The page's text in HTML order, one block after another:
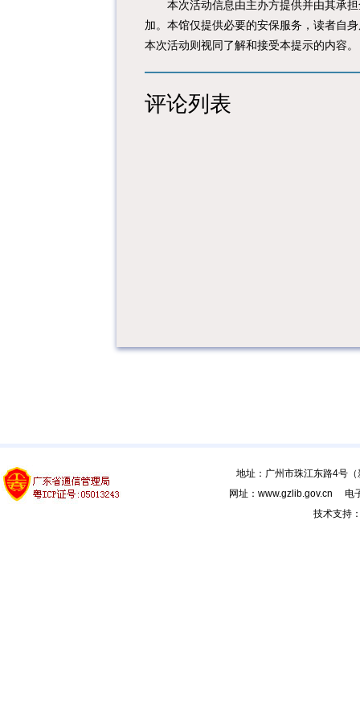
本次活动信息由主办方提供并由其承担
加。本馆仅提供必要的安保服务，读者自
本次活动则视同了解和接受本提示的内容。
评论列表
地址：广州市珠江东路4
网址：www.gzlib.gov.cn 电
技术支持